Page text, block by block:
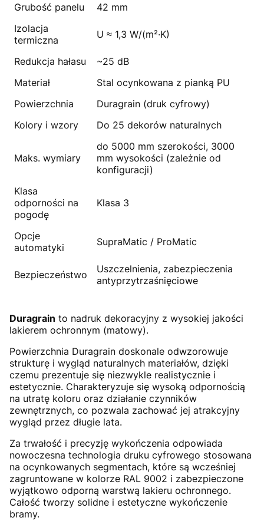
Grubość panelu
42 mm
Izolacja
termiczna
U ≈ 1,3 W/(m²·K)
Redukcja hałasu
~25 dB
Materiał
Stal ocynkowana z pianką PU
Powierzchnia
Duragrain (druk cyfrowy)
Kolory i wzory
Do 25 dekorów naturalnych
Maks. wymiary
do 5000 mm szerokości, 3000
mm wysokości (zależnie od
konfiguracji)
Klasa
odporności na
pogodę
Klasa 3
Opcje
automatyki
SupraMatic / ProMatic
Bezpieczeństwo
Uszczelnienia, zabezpieczenia
antyprzytrzaśnięciowe
Duragrain to nadruk dekoracyjny z wysokiej jakości
lakierem ochronnym (matowy).
Powierzchnia Duragrain doskonale odwzorowuje
strukturę i wygląd naturalnych materiałów, dzięki
czemu prezentuje się niezwykle realistycznie i
estetycznie. Charakteryzuje się wysoką odpornością
na utratę koloru oraz działanie czynników
zewnętrznych, co pozwala zachować jej atrakcyjny
wygląd przez długie lata.
Za trwałość i precyzję wykończenia odpowiada
nowoczesna technologia druku cyfrowego stosowana
na ocynkowanych segmentach, które są wcześniej
zagruntowane w kolorze RAL 9002 i zabezpieczone
wyjątkowo odporną warstwą lakieru ochronnego.
Całość tworzy solidne i estetyczne wykończenie
bramy.